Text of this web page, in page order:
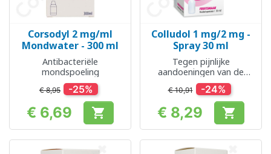
Corsodyl 2 mg/ml
Mondwater - 300 ml
Antibacteriële
mondspoeling
€ 8,95 -25%
Prijs
€ 6,69 
Colludol 1 mg/2 mg -
Spray 30 ml
Tegen pijnlijke
aandoeningen van de
mondkeelholte
€ 10,91 -24%
Prijs
€ 8,29 